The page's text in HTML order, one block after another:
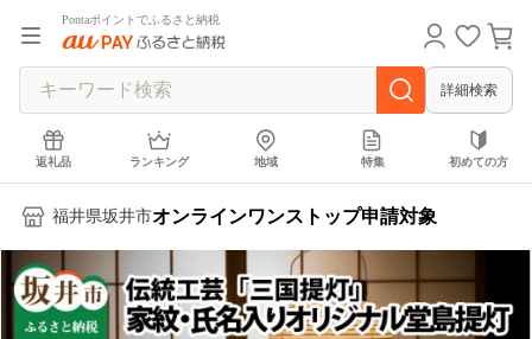
Pontaポイントでふるさと納税
詳細検索
返礼品 ランキング 地域 特集 初めての方
福井県坂井市オンラインワンストップ申請対象